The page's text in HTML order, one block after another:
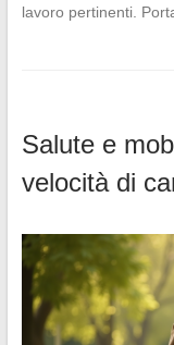
lavoro pertinenti.
Salute e
velocità di